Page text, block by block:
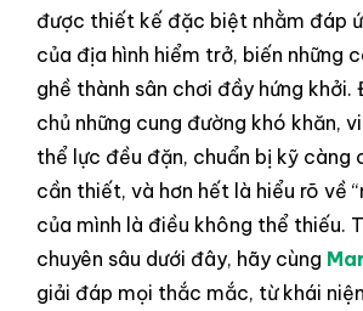
được thiết kế đặc biệt nhằm đáp
của địa hình hiểm trở, biến những
ghề thành sân chơi đầy hứng khởi.
chủ những cung đường khó khăn,
thể lực đều đặn, chuẩn bị kỹ càng
cần thiết, và hơn hết là hiểu rõ về
của mình là điều không thể thiếu.
chuyên sâu dưới đây, hãy cùng
giải đáp mọi thắc mắc, từ khái